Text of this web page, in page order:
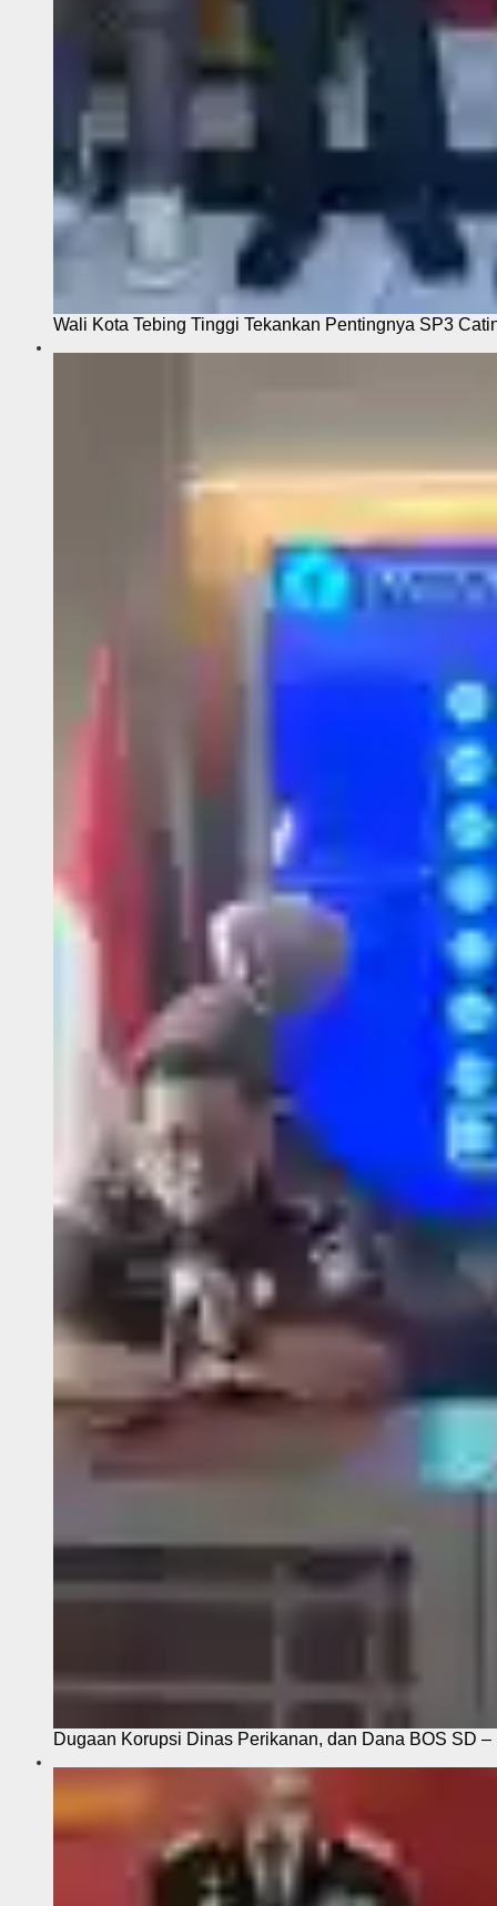
Wali Kota Tebing Tinggi Tekankan Pentingnya SP3
Dugaan Korupsi Dinas Perikanan, dan Dana BOS SD